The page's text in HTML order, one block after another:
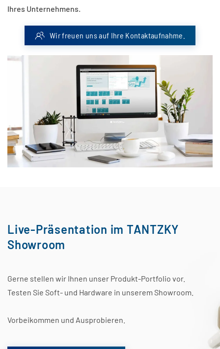
Ihres Unternehmens.
Wir freuen uns auf Ihre Kontaktaufnahme.
Live-Präsentation im TANTZKY
Showroom
Gerne stellen wir Ihnen unser Produkt-Portfolio vor.
Testen Sie Soft- und Hardware in unserem Showroom.
Vorbeikommen und Ausprobieren.